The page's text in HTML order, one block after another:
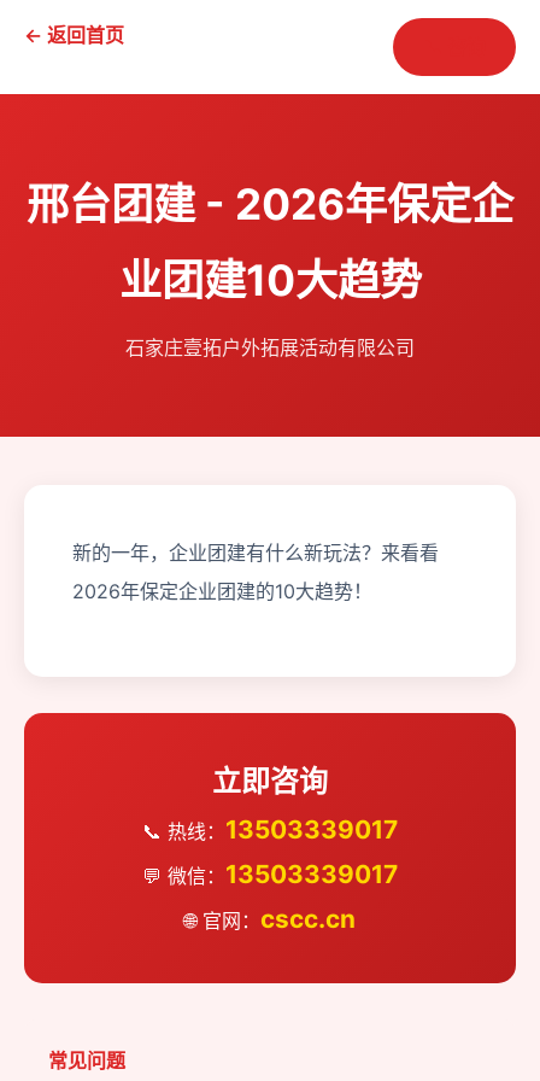
← 返回首页
邢台团建 - 2026年保定企
业团建10大趋势
石家庄壹拓户外拓展活动有限公司
新的一年，企业团建有什么新玩法？来看看
2026年保定企业团建的10大趋势！
立即咨询
📞 热线： 13503339017
💬 微信： 13503339017
🌐 官网： cscc.cn
常见问题